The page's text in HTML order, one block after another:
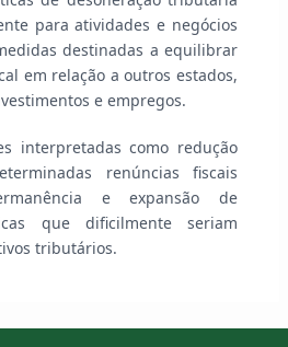
para atividades e negócios
destinadas a equilibrar
em relação a outros estados,
e empregos.
interpretadas como redução
renúncias fiscais
e expansão de
que dificilmente seriam
tributários.